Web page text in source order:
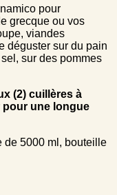
pour
grecque ou vos
viandes
déguster sur du pain
sur des pommes
(2) cuillères à
pour une longue
de 5000 ml, bouteille